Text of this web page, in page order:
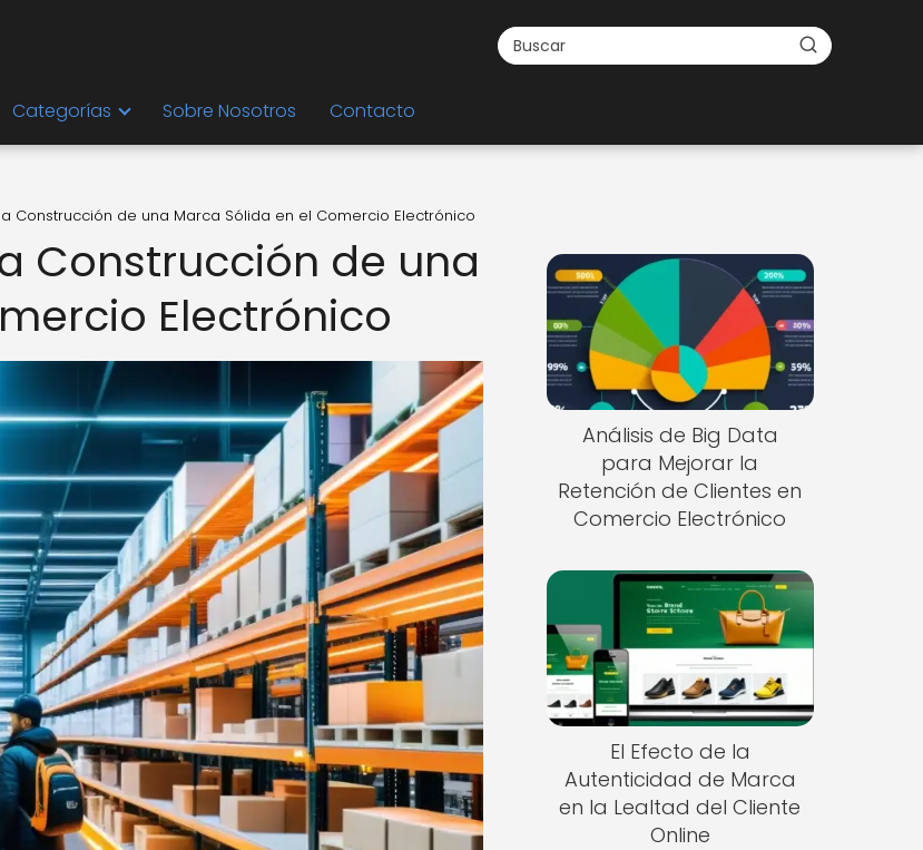
Categorías Sobre Nosotros Contacto
Construcción de una Marca Sólida en el Comercio Electrónico
Construcción de una
Electrónico
Análisis de Big Data
para Mejorar la
Retención de Clientes en
Comercio Electrónico
El Efecto de la
Autenticidad de Marca
en la Lealtad del Cliente
Online